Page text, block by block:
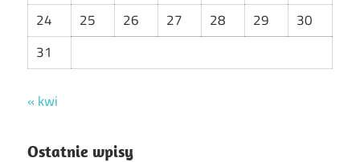
24
25 26 27 28 29
30
31
« kwi
Ostatnie wpisy